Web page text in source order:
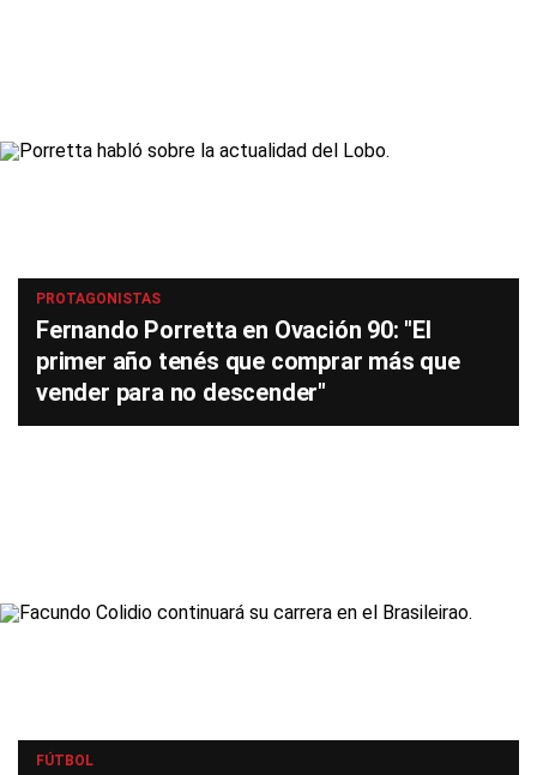
PROTAGONISTAS
Fernando Porretta en Ovación 90: "El
primer año tenés que comprar más que
vender para no descender"
FÚTBOL